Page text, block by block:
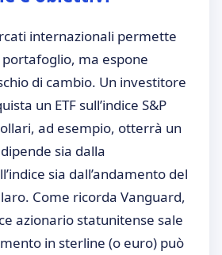
internazionali permette
ma espone
di cambio. Un investitore
un ETF sull’indice S&P
ad esempio, otterrà un
sia dalla
sia dall’andamento del
Come ricorda Vanguard,
azionario statunitense sale
in sterline (o euro) può